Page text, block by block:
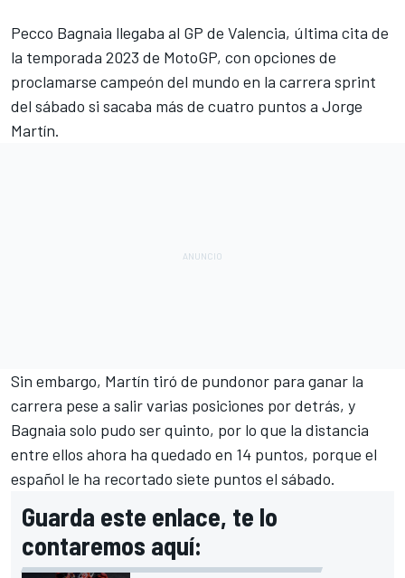
Pecco Bagnaia llegaba al GP de Valencia, última cita de
la temporada 2023 de MotoGP, con opciones de
proclamarse campeón del mundo en la carrera sprint
del sábado si sacaba más de cuatro puntos a Jorge
Martín.
Sin embargo, Martín tiró de pundonor para ganar la
carrera pese a salir varias posiciones por detrás, y
Bagnaia solo pudo ser quinto, por lo que la distancia
entre ellos ahora ha quedado en 14 puntos, porque el
español le ha recortado siete puntos el sábado.
Guarda este enlace, te lo
contaremos aquí: